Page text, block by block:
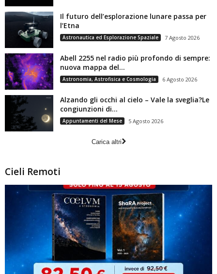
Il futuro dell’esplorazione lunare passa per
l’Etna
Astronautica ed Esplorazione Spaziale 7 Agosto 2026
Abell 2255 nel radio più profondo di sempre:
nuova mappa del...
Astronomia, Astrofisica e Cosmologia 6 Agosto 2026
Alzando gli occhi al cielo – Vale la sveglia?Le
congiunzioni di...
Appuntamenti del Mese 5 Agosto 2026
Carica altri
Cieli Remoti